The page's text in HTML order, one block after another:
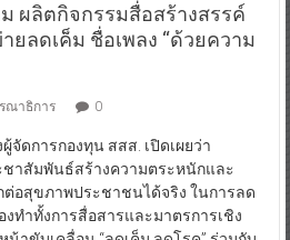
ผลิตกิจกรรมสื่อสร้างสรรค์
ยลดเค็ม ชื่อเพลง “ด้วยความ
ณาธิการ 0
จัดการกองทุน สสส. เปิดเผยว่า
าสัมพันธ์สร้างความตระหนักและ
ต่อสุขภาพประชาชนได้จริง ในการลด
ทำทั้งการสื่อสารและมาตรการเชิง